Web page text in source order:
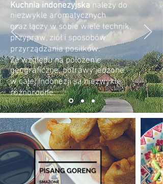
Kuchnia indonezyjska należy do
niezwykle aromatycznych
oraz łączy w sobie wiele technik,
przypraw, ziół i sposobów
przyrządzania posiłków.
Ze względu na położenie
geograficzne, potrawy jedzone
w całej Indonezji są niezwykle
różnorodne.